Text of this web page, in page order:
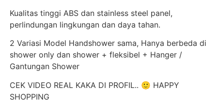
Kualitas tinggi ABS dan stainless steel panel,
perlindungan lingkungan dan daya tahan.
2 Variasi Model Handshower sama, Hanya berbeda di
shower only dan shower + fleksibel + Hanger /
Gantungan Shower
CEK VIDEO REAL KAKA DI PROFIL.. 🙂 HAPPY
SHOPPING